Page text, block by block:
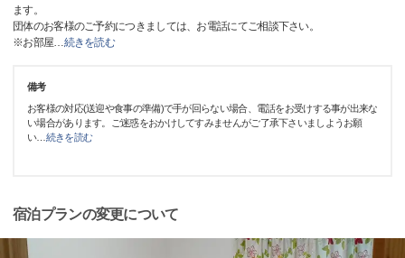
ます。
団体のお客様のご予約につきましては、お電話にてご相談下さい。
※お部屋…続きを読む
備考
お客様の対応(送迎や食事の準備)で手が回らない場合、電話をお受けする事が出来な
い場合があります。ご迷惑をおかけしてすみませんがご了承下さいましようお願
い… 続きを読む
宿泊プランの変更について